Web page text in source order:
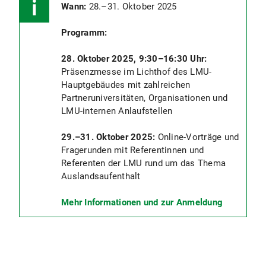
Wann: 28.–31. Oktober 2025
Programm:
28. Oktober 2025, 9:30–16:30 Uhr:
Präsenzmesse im Lichthof des LMU-
Hauptgebäudes mit zahlreichen
Partneruniversitäten, Organisationen und
LMU-internen Anlaufstellen
29.–31. Oktober 2025: Online-Vorträge und
Fragerunden mit Referentinnen und
Referenten der LMU rund um das Thema
Auslandsaufenthalt
Mehr Informationen und zur Anmeldung